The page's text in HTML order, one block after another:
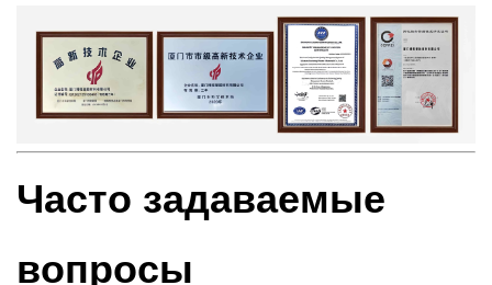
Часто задаваемые
вопросы